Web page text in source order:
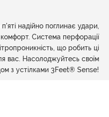
надійно поглинає удари,
Система перфорації
що робить ці
вас. Насолоджуйтесь своїм
з устілками 3Feet® Sense!